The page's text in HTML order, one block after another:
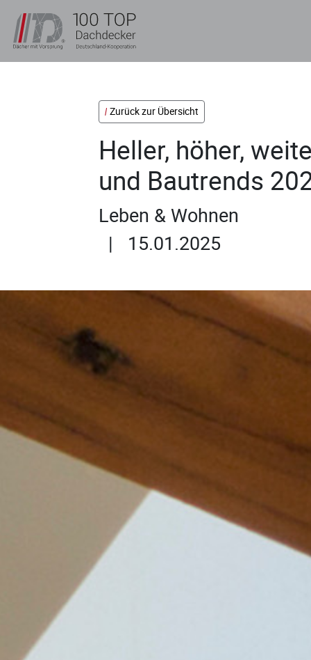
Zurück zur Übersicht
Heller, höher,
und Bautrends
Leben & Wohnen
| 15.01.2025